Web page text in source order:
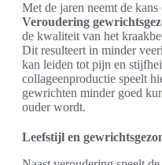
Met de jaren neemt de
Veroudering
de kwaliteit van het
Dit resulteert in minder
kan leiden tot pijn en
collageenproductie speelt
gewrichten minder goed
ouder wordt.
Leefstijl en